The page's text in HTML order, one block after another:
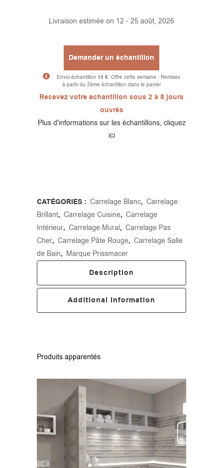
Livraison estimée on 12 - 25 août, 2026
Demander un échantillon
Envoi échantillon 15 €. Offre cette semaine : Remises
à partir du 2ème échantillon dans le panier
Alternative:
Recevez votre échantillon sous 2 à 8 jours
ouvrés
Plus d'informations sur les échantillons, cliquez
ici
CATÉGORIES : Carrelage Blanc, Carrelage
Brillant, Carrelage Cuisine, Carrelage
Intérieur, Carrelage Mural, Carrelage Pas
Cher, Carrelage Pâte Rouge, Carrelage Salle
de Bain, Marque Prissmacer
Description
Additional Information
Produits apparentés